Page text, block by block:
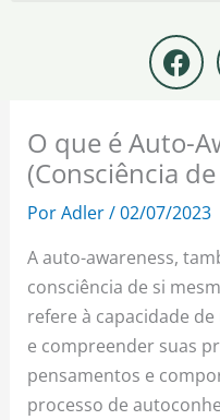
F
a
c
e
b
o
o
O que é Auto-
(Consciência
PorAdler/02/07/2023
A auto-awareness,
consciência de si
refere à capacidade
e compreender suas
pensamentos e
processo de